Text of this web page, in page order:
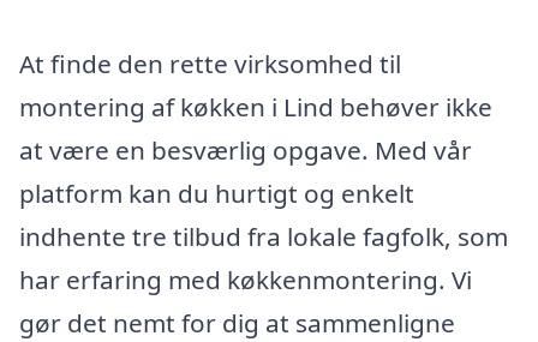
At finde den rette virksomhed til
montering af køkken i Lind behøver ikke
at være en besværlig opgave. Med vår
platform kan du hurtigt og enkelt
indhente tre tilbud fra lokale fagfolk, som
har erfaring med køkkenmontering. Vi
gør det nemt for dig at sammenligne